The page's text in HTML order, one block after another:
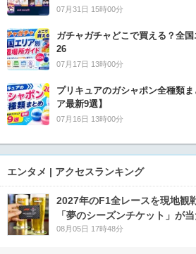
07月31日 15時00分
ガチャガチャどこで買える？全
26
07月17日 13時00分
プリキュアのガシャポン全種類
ア最新9選】
07月16日 13時00分
エンタメ | アクセスランキング
2027年のF1全レースを現地観
「夢のシーズンチケット」が
08月05日 17時48分